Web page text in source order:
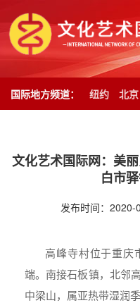
国际地方频道： 纽约 北京
山东 河南 湖北 湖南
文化艺术国际网：美
白市
发布时间：2020-
高峰寺村位于重庆
端。南接石板镇，北邻
中梁山，属亚热带湿润